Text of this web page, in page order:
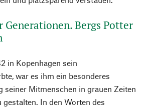
Bergs Potter
in Kopenhagen sein
war es ihm ein besonderes
seiner Mitmenschen in grauen Zeiten
In den Worten des